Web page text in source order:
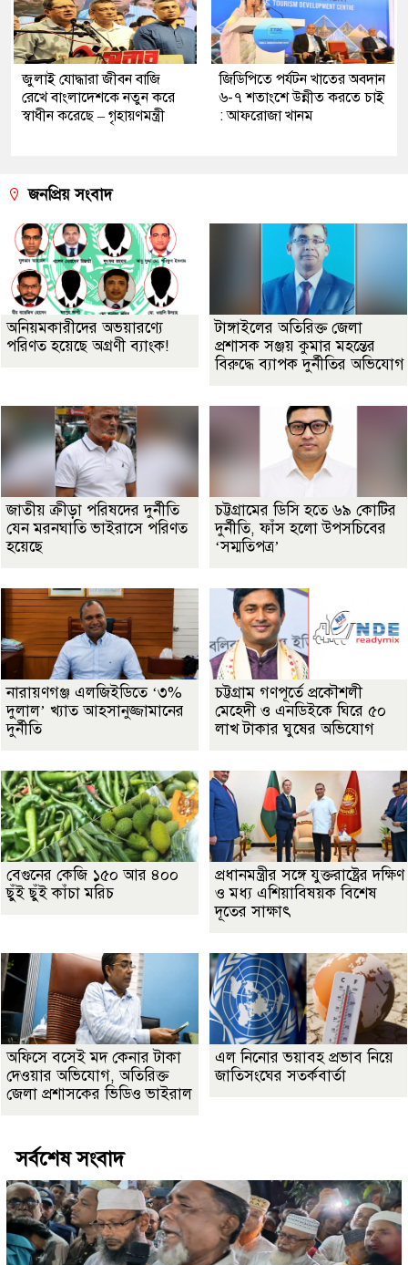
জুলাই যোদ্ধারা জীবন বাজি
রেখে বাংলাদেশকে নতুন করে
স্বাধীন করেছে – গৃহায়ণমন্ত্রী
জিডিপিতে পর্যটন খাতের অবদান
৬-৭ শতাংশে উন্নীত করতে চাই
: আফরোজা খানম
জনপ্রিয় সংবাদ
অনিয়মকারীদের অভয়ারণ্যে
পরিণত হয়েছে অগ্রণী ব্যাংক!
টাঙ্গাইলের অতিরিক্ত জেলা
প্রশাসক সঞ্জয় কুমার মহন্তের
বিরুদ্ধে ব্যাপক দুর্নীতির অভিযোগ
জাতীয় ক্রীড়া পরিষদের দুর্নীতি
যেন মরনঘাতি ভাইরাসে পরিণত
হয়েছে
চট্টগ্রামের ডিসি হতে ৬৯ কোটির
দুর্নীতি, ফাঁস হলো উপসচিবের
‘সম্মতিপত্র’
নারায়ণগঞ্জ এলজিইডিতে ‘৩%
দুলাল’ খ্যাত আহসানুজ্জামানের
দুর্নীতি
চট্টগ্রাম গণপূর্তে প্রকৌশলী
মেহেদী ও এনডিইকে ঘিরে ৫০
লাখ টাকার ঘুষের অভিযোগ
বেগুনের কেজি ১৫০ আর ৪০০
ছুঁই ছুঁই কাঁচা মরিচ
প্রধানমন্ত্রীর সঙ্গে যুক্তরাষ্ট্রের দক্ষিণ
ও মধ্য এশিয়াবিষয়ক বিশেষ
দূতের সাক্ষাৎ
অফিসে বসেই মদ কেনার টাকা
দেওয়ার অভিযোগ, অতিরিক্ত
জেলা প্রশাসকের ভিডিও ভাইরাল
এল নিনোর ভয়াবহ প্রভাব নিয়ে
জাতিসংঘের সতর্কবার্তা
সর্বশেষ সংবাদ